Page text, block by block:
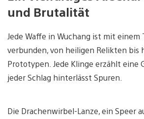
und Brutalität
Jede Waffe in Wuchang ist mit einem
verbunden, von heiligen Relikten bis
Prototypen. Jede Klinge erzählt eine
jeder Schlag hinterlässt Spuren.
Die Drachenwirbel-Lanze, ein Speer